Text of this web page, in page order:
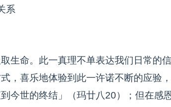
系
生命。此一真理不单表达我们日常的
，喜乐地体验到此一许诺不断的应验
今世的终结」（玛廿八20）；但在感